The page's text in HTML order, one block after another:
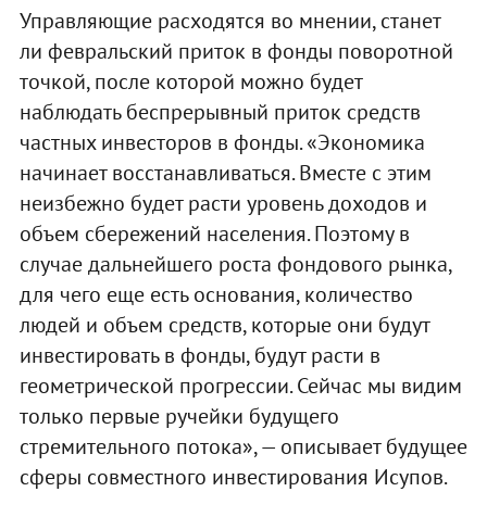
Управляющие расходятся во мнении, станет
ли февральский приток в фонды поворотной
точкой, после которой можно будет
наблюдать беспрерывный приток средств
частных инвесторов в фонды. «Экономика
начинает восстанавливаться. Вместе с этим
неизбежно будет расти уровень доходов и
объем сбережений населения. Поэтому в
случае дальнейшего роста фондового рынка,
для чего еще есть основания, количество
людей и объем средств, которые они будут
инвестировать в фонды, будут расти в
геометрической прогрессии. Сейчас мы видим
только первые ручейки будущего
стремительного потока», — описывает будущее
сферы совместного инвестирования Исупов.